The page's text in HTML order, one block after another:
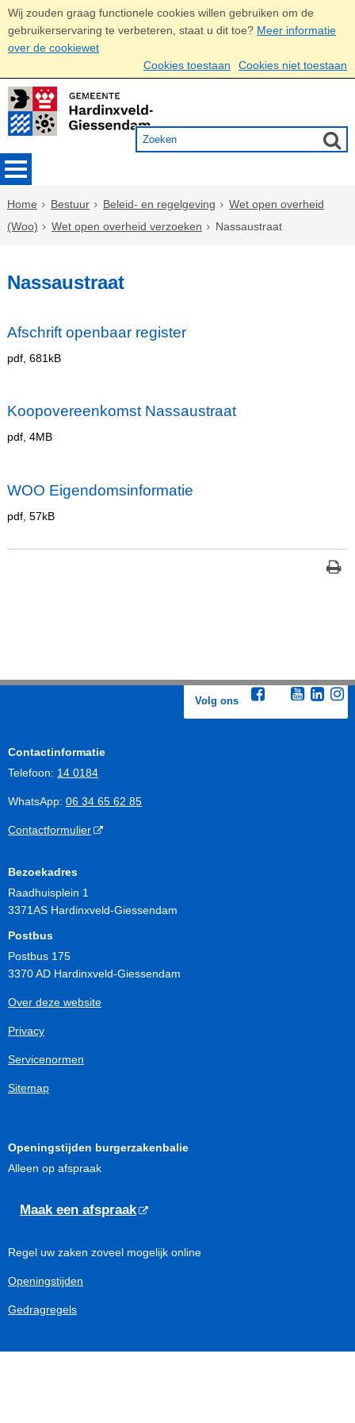
Wij zouden graag functionele cookies willen gebruiken om de
gebruikerservaring te verbeteren, staat u dit toe? Meer informatie
over de cookiewet
Cookies toestaan
Cookies niet toestaan
Home Bestuur Beleid- en regelgeving
Wet open overheid
(Woo)
Wet open overheid verzoeken Nassaustraat
Nassaustraat
Afschrift openbaar register
pdf, 681kB
Koopovereenkomst Nassaustraat
pdf, 4MB
WOO Eigendomsinformatie
pdf, 57kB
Volg ons
Contactinformatie
Telefoon: 14 0184
WhatsApp: 06 34 65 62 85
Contactformulier
Bezoekadres
Raadhuisplein 1
3371AS Hardinxveld-Giessendam
Postbus
Postbus 175
3370 AD Hardinxveld-Giessendam
Over deze website
Privacy
Servicenormen
Sitemap
Openingstijden burgerzakenbalie
Alleen op afspraak
Maak een afspraak
Regel uw zaken zoveel mogelijk online
Openingstijden
Gedragregels